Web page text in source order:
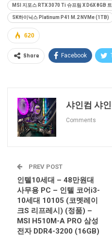
MSI 지포스 RTX 3070 Ti 슈프림 X D6X 8GB
SK하이닉스 Platinum P41 M.2 NVMe (1TB)
620
Share Facebook
샤인컴 샤인
Comments
PREV POST
인텔10세대 – 48만원대
사무용 PC – 인텔 코어i3-
10세대 10105 (코멧레이
크S 리프레시) (정품) –
MSI H510M-A PRO 삼성
전자 DDR4-3200 (16GB)